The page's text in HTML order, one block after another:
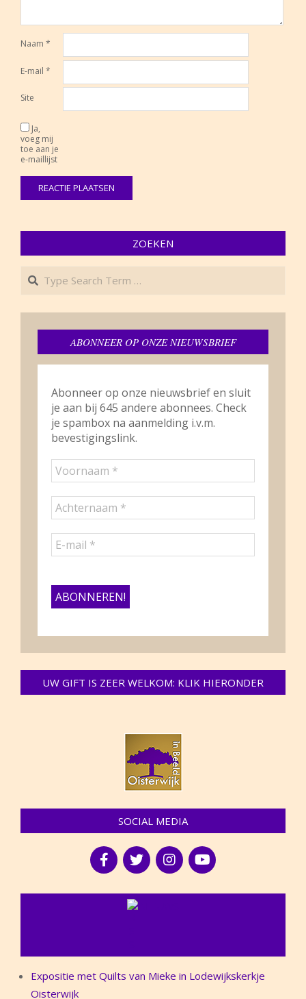
Naam *
E-mail *
Site
Ja,
voeg mij
toe aan je
e-maillijst
ZOEKEN
Search
ABONNEER OP ONZE NIEUWSBRIEF
Abonneer op onze nieuwsbrief en sluit
je aan bij 645 andere abonnees. Check
je spambox na aanmelding i.v.m.
bevestigingslink.
UW GIFT IS ZEER WELKOM: KLIK HIERONDER
SOCIAL MEDIA
Expositie met Quilts van Mieke in Lodewijkskerkje
Oisterwijk